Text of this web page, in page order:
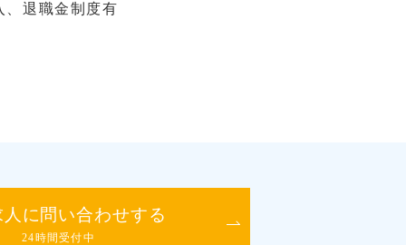
、退職金制度有
に問い合わせする
24時間受付中